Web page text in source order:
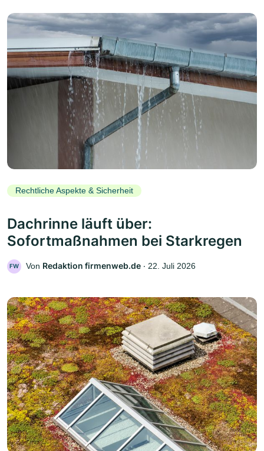
Rechtliche Aspekte & Sicherheit
Dachrinne läuft über:
Sofortmaßnahmen bei Starkregen
FW Von Redaktion firmenweb.de ‧ 22. Juli 2026